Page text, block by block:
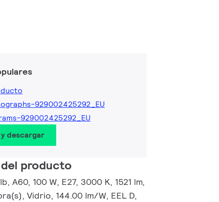
929002425292_EU
929002425292_EU
descargar
producto
A60, 100 W, E27, 3000 K, 1521 lm,
Vidrio, 144.00 lm/W, EEL D,